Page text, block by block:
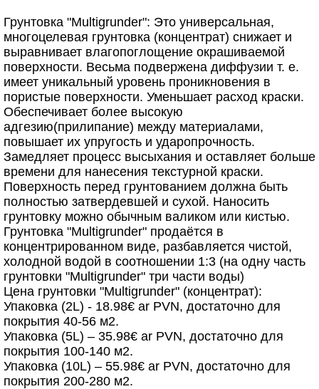
Грунтовка "Multigrunder": Это универсальная,
многоцелевая грунтовка (концентрат) снижает и
выравнивает влагопоглощение окрашиваемой
поверхности. Весьма подвержена диффузии т. е.
имеет уникальный уровень проникновения в
пористые поверхности. Уменьшает расход краски.
Обеспечивает более высокую
адгезию(прилипание) между материалами,
повышает их упругость и ударопрочность.
Замедляет процесс высыхания и оставляет больше
времени для нанесения текстурной краски.
Поверхность перед грунтованием должна быть
полностью затвердевшей и сухой. Наносить
грунтовку можно обычным валиком или кистью.
Грунтовка "Multigrunder" продаётся в
концентрированном виде, разбавляется чистой,
холодной водой в соотношении 1:3 (на одну часть
грунтовки "Multigrunder" три части воды)
Цена грунтовки "Multigrunder" (концентрат):
Упаковка (2L) - 18.98€ ar PVN, достаточно для
покрытия 40-56 м2.
Упаковка (5L) – 35.98€ ar PVN, достаточно для
покрытия 100-140 м2.
Упаковка (10L) – 55.98€ ar PVN, достаточно для
покрытия 200-280 м2.